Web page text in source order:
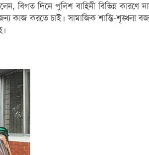
বিগত দিনে পুলিশ বাহিনী বিভিন্ন
করতে চাই। সামাজিক শান্তি-শৃঙ্খলা বজায়